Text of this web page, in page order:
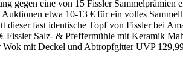
gegen eine von 15 Fissler
etwa 10-13 € für ein volles
fast identische Topf von Fissler bei
Fissler Salz- & Pfeffermühle mit Keramik
mit Deckel und Abtropfgitter UVP